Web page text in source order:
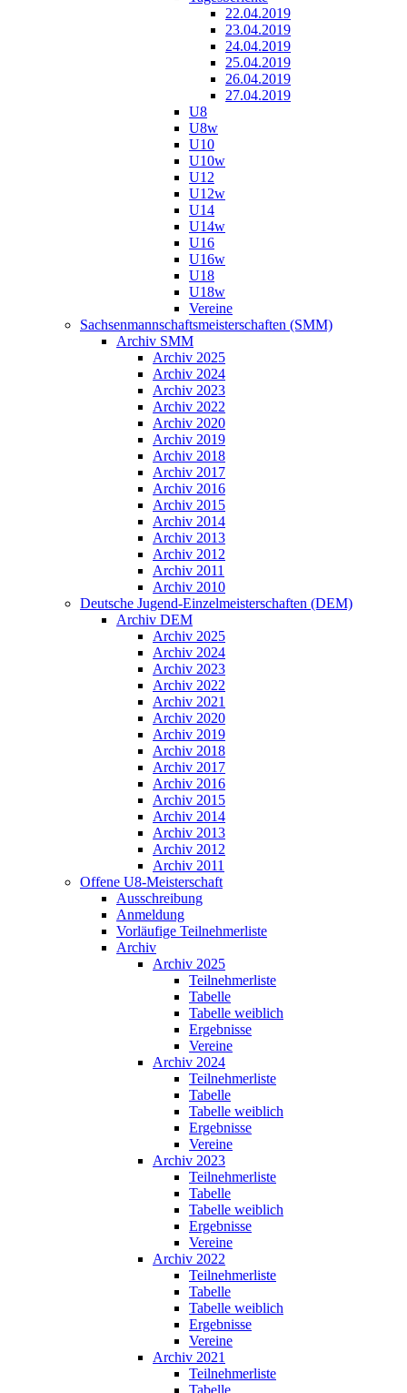
22.04.2019
23.04.2019
24.04.2019
25.04.2019
26.04.2019
27.04.2019
U8
U8w
U10
U10w
U12
U12w
U14
U14w
U16
U16w
U18
U18w
Vereine
Sachsenmannschaftsmeisterschaften (SMM)
Archiv SMM
Archiv 2025
Archiv 2024
Archiv 2023
Archiv 2022
Archiv 2020
Archiv 2019
Archiv 2018
Archiv 2017
Archiv 2016
Archiv 2015
Archiv 2014
Archiv 2013
Archiv 2012
Archiv 2011
Archiv 2010
Deutsche Jugend-Einzelmeisterschaften (DEM)
Archiv DEM
Archiv 2025
Archiv 2024
Archiv 2023
Archiv 2022
Archiv 2021
Archiv 2020
Archiv 2019
Archiv 2018
Archiv 2017
Archiv 2016
Archiv 2015
Archiv 2014
Archiv 2013
Archiv 2012
Archiv 2011
Offene U8-Meisterschaft
Ausschreibung
Anmeldung
Vorläufige Teilnehmerliste
Archiv
Archiv 2025
Teilnehmerliste
Tabelle
Tabelle weiblich
Ergebnisse
Vereine
Archiv 2024
Teilnehmerliste
Tabelle
Tabelle weiblich
Ergebnisse
Vereine
Archiv 2023
Teilnehmerliste
Tabelle
Tabelle weiblich
Ergebnisse
Vereine
Archiv 2022
Teilnehmerliste
Tabelle
Tabelle weiblich
Ergebnisse
Vereine
Archiv 2021
Teilnehmerliste
Tabelle